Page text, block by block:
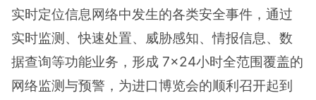
实时定位信息网络中发生的各类安全事件，通过
实时监测、快速处置、威胁感知、情报信息、数
据查询等功能业务，形成 7×24小时全范围覆盖的
网络监测与预警，为进口博览会的顺利召开起到